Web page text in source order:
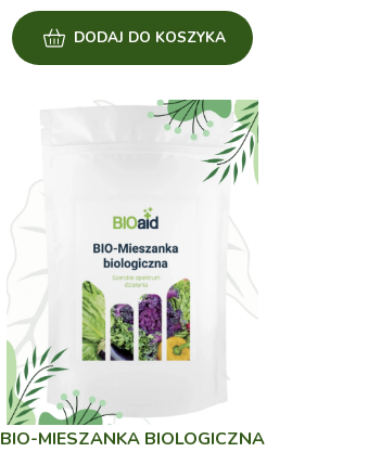
DODAJ DO KOSZYKA
BIO-MIESZANKA BIOLOGICZNA